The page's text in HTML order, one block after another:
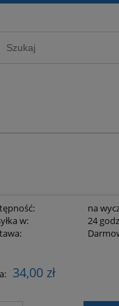
na
w:
24
34,00 zł